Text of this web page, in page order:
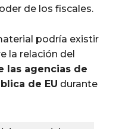
de los fiscales.
podría existir
la relación del
las agencias de
de EU durante